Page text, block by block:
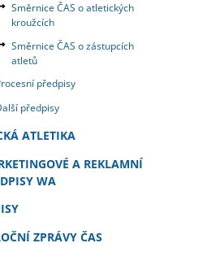
Směrnice ČAS o atletických
kroužcích
Směrnice ČAS o zástupcích
atletů
předpisy
předpisy
ATLETIKA
A REKLAMNÍ
WA
ZPRÁVY ČAS